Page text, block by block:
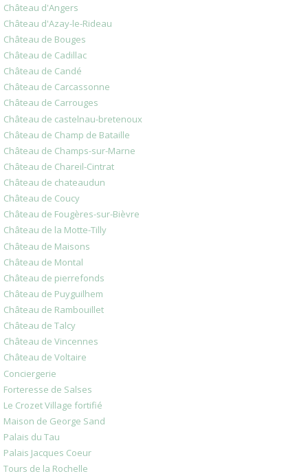
Château d'Angers
Château d'Azay-le-Rideau
Château de Bouges
Château de Cadillac
Château de Candé
Château de Carcassonne
Château de Carrouges
Château de castelnau-bretenoux
Château de Champ de Bataille
Château de Champs-sur-Marne
Château de Chareil-Cintrat
Château de chateaudun
Château de Coucy
Château de Fougères-sur-Bièvre
Château de la Motte-Tilly
Château de Maisons
Château de Montal
Château de pierrefonds
Château de Puyguilhem
Château de Rambouillet
Château de Talcy
Château de Vincennes
Château de Voltaire
Conciergerie
Forteresse de Salses
Le Crozet Village fortifié
Maison de George Sand
Palais du Tau
Palais Jacques Coeur
Tours de la Rochelle